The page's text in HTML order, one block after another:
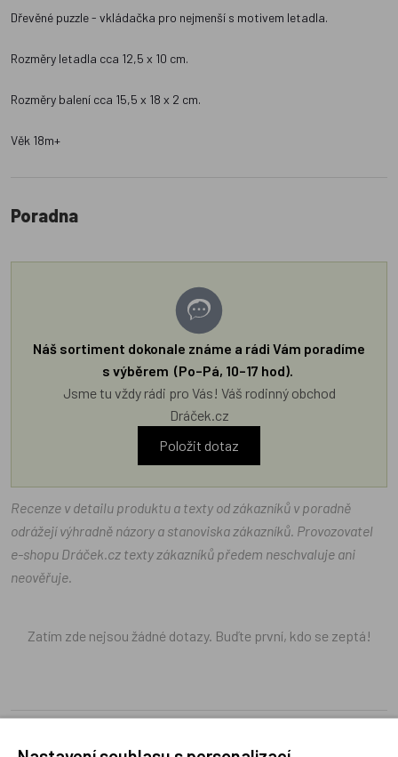
Dřevěné puzzle - vkládačka pro nejmenší s motivem letadla.
Rozměry letadla cca 12,5 x 10 cm.
Rozměry balení cca 15,5 x 18 x 2 cm.
Věk 18m+
Poradna
Náš sortiment dokonale známe a rádi Vám poradíme
s výběrem (Po–Pá, 10–17 hod).
Jsme tu vždy rádi pro Vás! Váš rodinný obchod
Dráček.cz
Položit dotaz
Recenze v detailu produktu a texty od zákazníků v poradně
odrážejí výhradně názory a stanoviska zákazníků. Provozovatel
e-shopu Dráček.cz texty zákazníků předem neschvaluje ani
neověřuje.
Zatím zde nejsou žádné dotazy. Buďte první, kdo se zeptá!
Recenze